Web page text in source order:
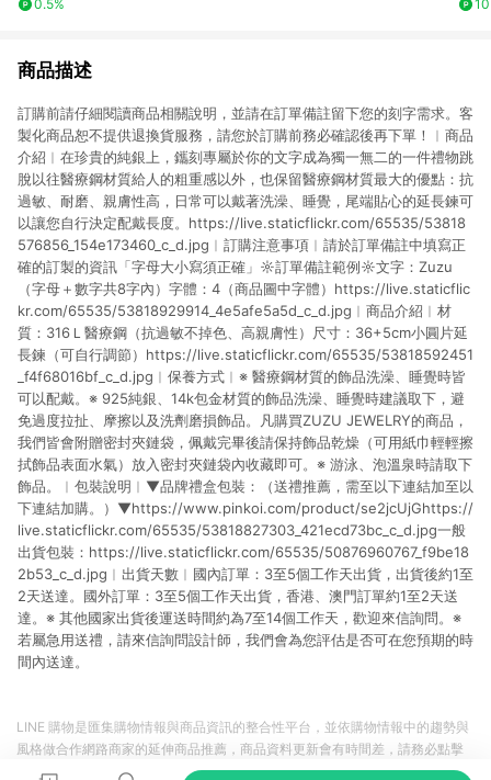
0.5%
鎖骨
商品描述
訂購前請仔細閱讀商品相關說明，並請在訂單備註留下您的刻字需求。客
製化商品恕不提供退換貨服務，請您於訂購前務必確認後再下單！︱商品
介紹︱在珍貴的純銀上，鑴刻專屬於你的文字成為獨一無二的一件禮物跳
脫以往醫療鋼材質給人的粗重感以外，也保留醫療鋼材質最大的優點：抗
過敏、耐磨、親膚性高，日常可以戴著洗澡、睡覺，尾端貼心的延長鍊可
以讓您自行決定配戴長度。https://live.staticflickr.com/65535/53818
576856_154e173460_c_d.jpg︱訂購注意事項︱請於訂單備註中填寫正
確的訂製的資訊「字母大小寫須正確」☼訂單備註範例☼文字：Zuzu
（字母＋數字共8字內）字體：4（商品圖中字體）https://live.staticflic
kr.com/65535/53818929914_4e5afe5a5d_c_d.jpg︱商品介紹︱材
質：316Ｌ醫療鋼（抗過敏不掉色、高親膚性）尺寸：36+5cm小圓片延
長鍊（可自行調節）https://live.staticflickr.com/65535/53818592451
_f4f68016bf_c_d.jpg︱保養方式︱※ 醫療鋼材質的飾品洗澡、睡覺時皆
可以配戴。※ 925純銀、14k包金材質的飾品洗澡、睡覺時建議取下，避
免過度拉扯、摩擦以及洗劑磨損飾品。凡購買ZUZU JEWELRY的商品，
我們皆會附贈密封夾鏈袋，佩戴完畢後請保持飾品乾燥（可用紙巾輕輕擦
拭飾品表面水氣）放入密封夾鏈袋內收藏即可。※ 游泳、泡溫泉時請取下
飾品。︱包裝說明︱▼品牌禮盒包裝：（送禮推薦，需至以下連結加至以
下連結加購。）▼https://www.pinkoi.com/product/se2jcUjGhttps://
live.staticflickr.com/65535/53818827303_421ecd73bc_c_d.jpg一般
出貨包裝：https://live.staticflickr.com/65535/50876960767_f9be18
2b53_c_d.jpg︱出貨天數︱國內訂單：3至5個工作天出貨，出貨後約1至
2天送達。國外訂單：3至5個工作天出貨，香港、澳門訂單約1至2天送
達。※ 其他國家出貨後運送時間約為7至14個工作天，歡迎來信詢問。※
若屬急用送禮，請來信詢問設計師，我們會為您評估是否可在您預期的時
間內送達。
LINE 購物是匯集購物情報與商品資訊的整合性平台，並依購物情報中的趨勢與
風格做合作網路商家的延伸商品推薦，商品資料更新會有時間差，請務必點擊
商品至各合作網路商家，確認現售價與購物條件，一切資訊以合作廠商網頁為